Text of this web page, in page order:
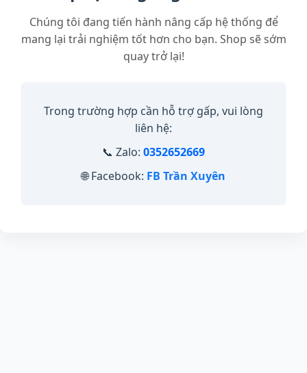
Chúng tôi đang tiến hành nâng cấp hệ thống để
mang lại trải nghiệm tốt hơn cho bạn. Shop sẽ sớm
quay trở lại!
Trong trường hợp cần hỗ trợ gấp, vui lòng
liên hệ:
📞 Zalo: 0352652669
🌐 Facebook: FB Trần Xuyên